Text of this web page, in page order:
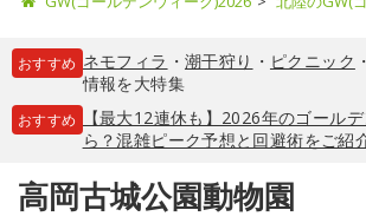
おすすめ ネモフィラ ・ 潮干狩り ・ ピクニック ・
情報を大特集
おすすめ
【最大12連休も】2026年のゴール
ら？混雑ピーク予想と回避術をご紹
高岡古城公園動物園